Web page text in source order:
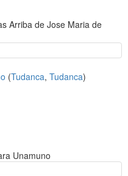
i
o
n
Arriba de Jose Maria de
(Tudanca, Tudanca)
Unamuno